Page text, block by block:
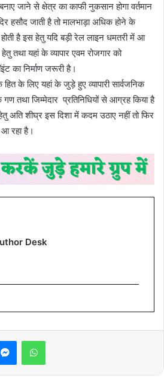
जाने से क्षेत्र का काफी नुकसान होगा वर्तमान
हसौद जाती है तो मालभाड़ा अधिक होने के
है इस हेतु यदि बड़ी रेल लाइन धमतरी में आ
तथा यहां के व्यापार एवम रोजगार को
का निर्माण जरूरी है।
के लिए यहां के जुड़े हुए व्यापारी सार्वजनिक
तथा जिम्मेदार प्रतिनिधियों से आग्रह किया है
हेतु अति शीघ्र इस दिशा में कदम उठाए नहीं तो फिर
रहा है।
Desk
MessengerWhatsApp